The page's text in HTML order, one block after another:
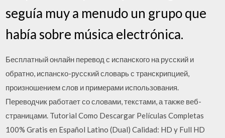
seguía muy a menudo un grupo que
había sobre música electrónica.
Бесплатный онлайн перевод с испанского на русский и
обратно, испанско-русский словарь с транскрипцией,
произношением слов и примерами использования.
Переводчик работает со словами, текстами, а также веб-
страницами. Tutorial Como Descargar Películas Completas
100% Gratis en Español Latino (Dual) Calidad: HD y Full HD